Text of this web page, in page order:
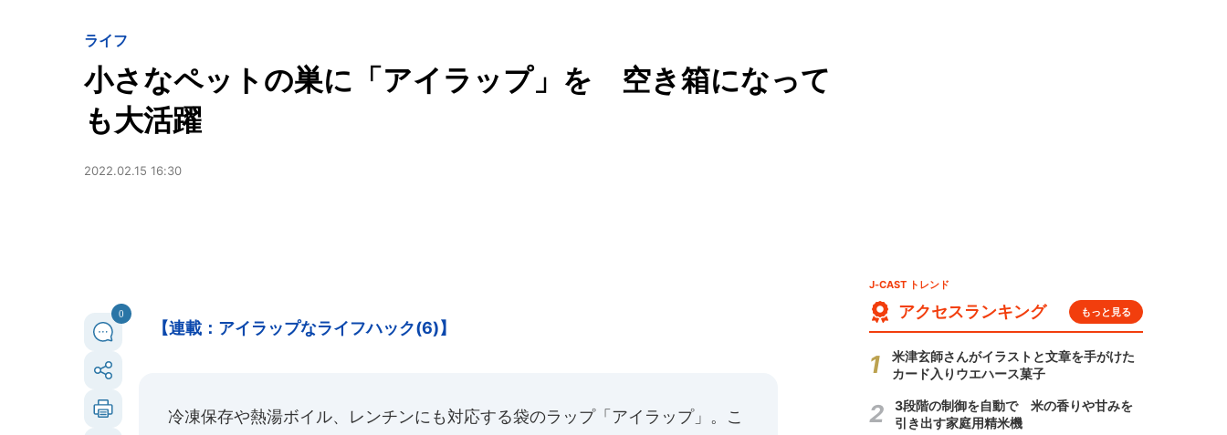
ライフ
小さなペットの巣に「アイラップ」を 空き箱になって
も大活躍
2022.02.15 16:30
0
【連載：アイラップなライフハック(6)】
冷凍保存や熱湯ボイル、レンチンにも対応する袋のラップ「アイラップ」。こ
J-CAST トレンド
アクセスランキング もっと見る
米津玄師さんがイラストと文章を手がけた
カード入りウエハース菓子
3段階の制御を自動で 米の香りや甘みを
引き出す家庭用精米機